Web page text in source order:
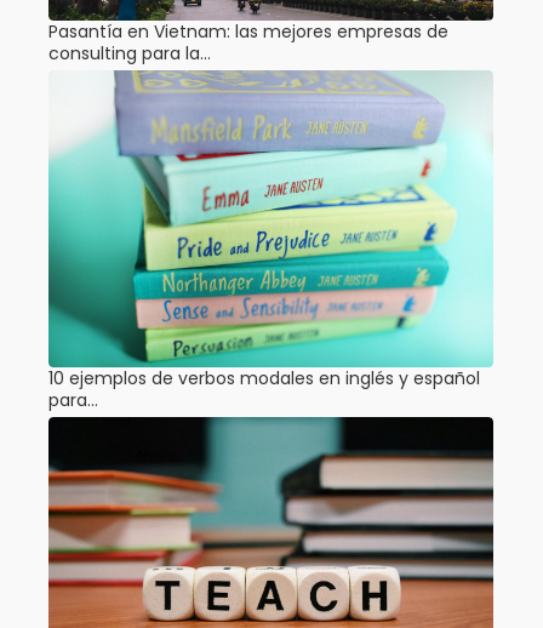
Pasantía en Vietnam: las mejores empresas de
consulting para la…
10 ejemplos de verbos modales en inglés y español
para…